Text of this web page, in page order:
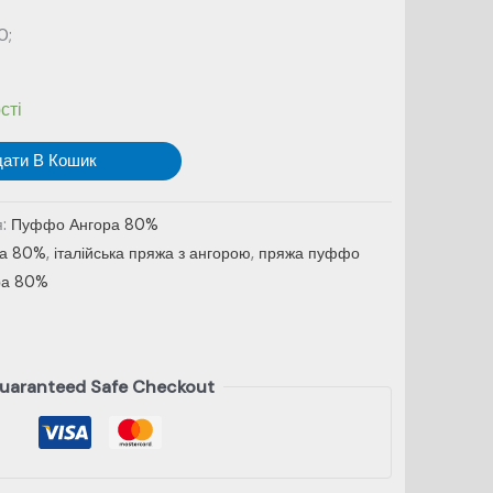
В Кошик
Пуффо Ангора 80%
80%, італійська пряжа з ангорою, пряжа пуффо
80%
Safe Checkout